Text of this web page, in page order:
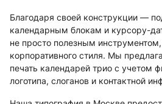
Благодаря своей конструкции —
календарным блокам и курсору-
не просто полезным
корпоративного стиля. Мы
печать календарей трио с учетом
логотипа, слоганов и контактной